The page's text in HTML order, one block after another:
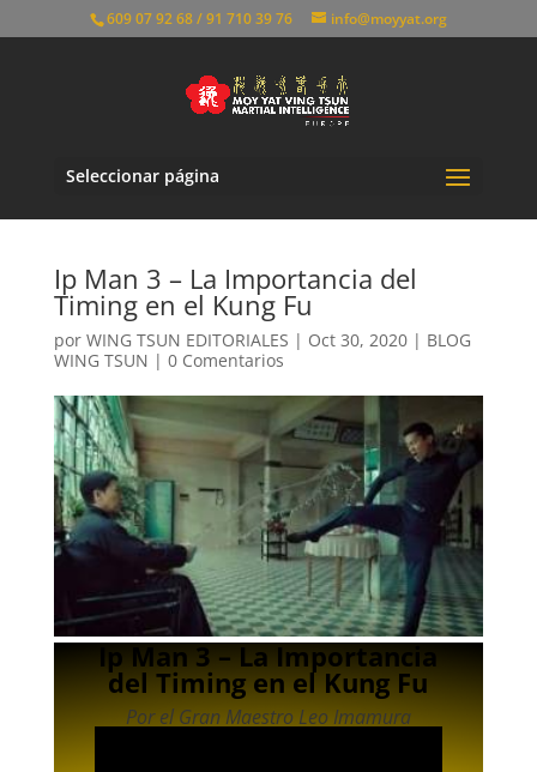
609 07 92 68 / 91 710 39 76 info@moyyat.org
Seleccionar página
Ip Man 3 – La Importancia del
Timing en el Kung Fu
por WING TSUN EDITORIALES | Oct 30, 2020| BLOG
WING TSUN | 0 Comentarios
Ip Man 3 – La Importancia
del Timing en el Kung Fu
Por el Gran Maestro Leo Imamura